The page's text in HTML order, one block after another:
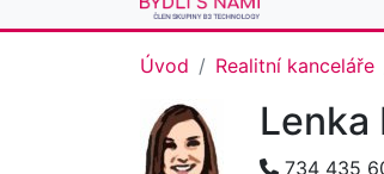
Úvod Realitní kanceláře
Lenka
734 435